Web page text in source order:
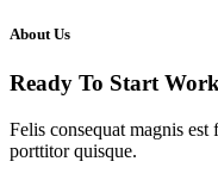
About Us
Ready To Start
Felis consequat magnis est
porttitor quisque.